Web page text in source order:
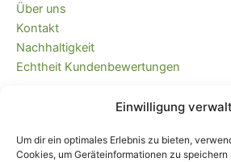
Einwilligung
Um dir ein optimales Erlebnis zu bieten,
Cookies, um Geräteinformationen zu
Über uns
Kontakt
Nachhaltigkeit
Echtheit Kundenbewertungen
Kaufvertrag widerrufen
Versandkostenfrei ab 35
immer plastikfrei